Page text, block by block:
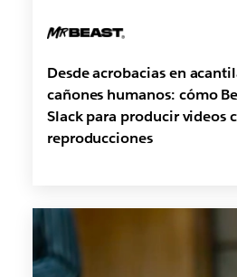
Desde acrobacias en
cañones humanos: cómo
Slack para producir videos
reproducciones